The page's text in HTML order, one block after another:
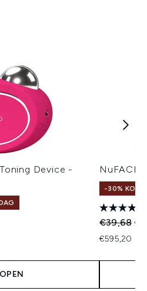
Device -
NuFACE
-30%
€39,68
€595,20